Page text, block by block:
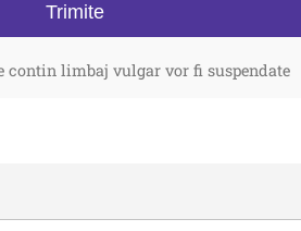
Trimite
contin limbaj vulgar vor fi suspendate